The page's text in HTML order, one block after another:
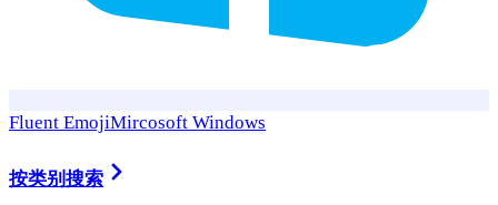
Fluent EmojiMircosoft Windows
按类别搜索